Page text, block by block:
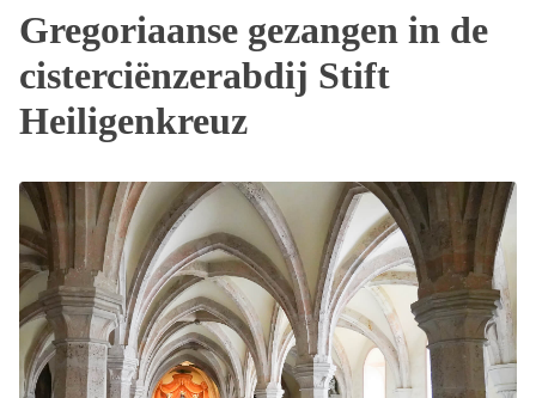
Gregoriaanse gezangen in de
cisterciënzerabdij Stift
Heiligenkreuz